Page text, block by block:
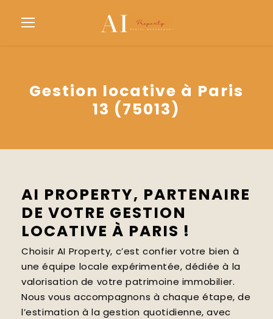
Gestion locative à Paris
13 (75013)
AI PROPERTY, PARTENAIRE
DE VOTRE GESTION
LOCATIVE À PARIS !
Choisir AI Property, c’est confier votre bien à
une équipe locale expérimentée, dédiée à la
valorisation de votre patrimoine immobilier.
Nous vous accompagnons à chaque étape, de
l’estimation à la gestion quotidienne, avec